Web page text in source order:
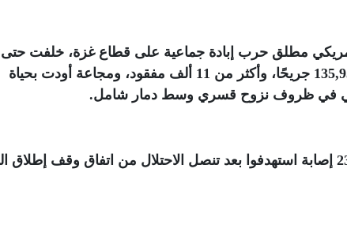
أمريكي مطلق حرب إبادة جماعية على قطاع غزة، خلفت حتى
وفق وزارة الصحة- أكثر من 57,338 شهيدًا، و135,957 جريحًا، وأكثر من 11 ألف مفقود، ومجاعة أودت بحياة
في ظروف نزوح قسري وسط دمار شامل.
ومن الشهداء 6,780 شهيدا، ومن الإصابات 23,916 إصابة استهدفوا بعد تنصل الاحتلال من اتفاق وقف إطلاق